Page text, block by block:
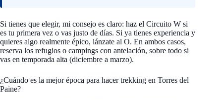
Si tienes que elegir, mi consejo es claro: haz el Circuito W si
es tu primera vez o vas justo de días. Si ya tienes experiencia y
quieres algo realmente épico, lánzate al O. En ambos casos,
reserva los refugios o campings con antelación, sobre todo si
vas en temporada alta (diciembre a marzo).
¿Cuándo es la mejor época para hacer trekking en Torres del
Paine?